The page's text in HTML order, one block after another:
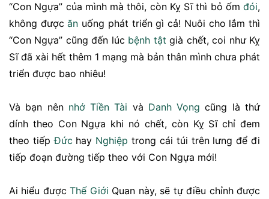
“Con Ngựa” của mình mà thôi, còn Kỵ Sĩ thì bỏ ốm đói,
không đượcăn uống phát triển gì cả! Nuôi cho lắm thì
“Con Ngựa” cũng đến lúc bệnh tật già chết, coi như Kỵ
Sĩ đã xài hết thêm 1 mạng mà bản thân mình chưa phát
triển được bao nhiêu!
Và bạn nên nhớ Tiền Tài và Danh Vọng cũng là thứ
dính theo Con Ngựa khi nó chết, còn Kỵ Sĩ chỉ đem
theo tiếpĐức hay Nghiệp trong cái túi trên lưng để đi
tiếp đoạn đường tiếp theo với Con Ngựa mới!
Ai hiểu đượcThế Giới Quan này, sẽ tự điều chỉnh được